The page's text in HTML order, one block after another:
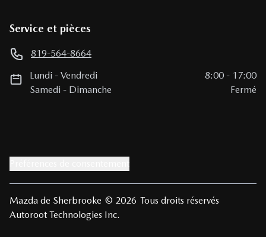
Service et pièces
819-564-8664
Lundi -Vendredi 8:00 - 17:00
Samedi - Dimanche Fermé
Mazda de Sherbrooke © 2026 Tous droits réservés
Autoroot Technologies Inc.